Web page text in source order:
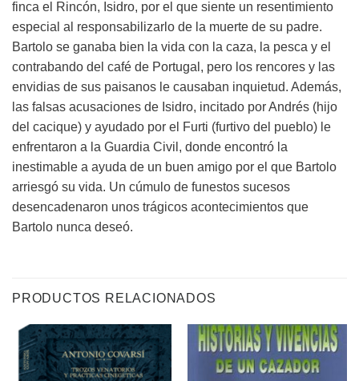
finca el Rincón, Isidro, por el que siente un resentimiento
especial al responsabilizarlo de la muerte de su padre.
Bartolo se ganaba bien la vida con la caza, la pesca y el
contrabando del café de Portugal, pero los rencores y las
envidias de sus paisanos le causaban inquietud. Además,
las falsas acusaciones de Isidro, incitado por Andrés (hijo
del cacique) y ayudado por el Furti (furtivo del pueblo) le
enfrentaron a la Guardia Civil, donde encontró la
inestimable a ayuda de un buen amigo por el que Bartolo
arriesgó su vida. Un cúmulo de funestos sucesos
desencadenaron unos trágicos acontecimientos que
Bartolo nunca deseó.
PRODUCTOS RELACIONADOS